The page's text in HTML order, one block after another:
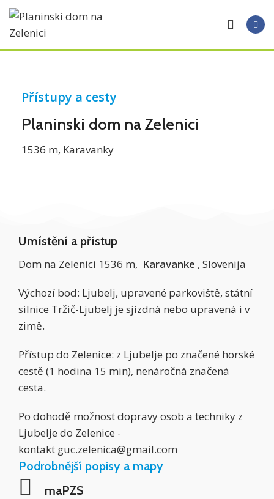
Přístupy a cesty
Planinski dom na Zelenici
1536 m, Karavanky
Umístění a přístup
Dom na Zelenici 1536 m, Karavanke , Slovenija
Výchozí bod: Ljubelj, upravené parkoviště, státní
silnice Tržič-Ljubelj je sjízdná nebo upravená i v
zimě.
Přístup do Zelenice: z Ljubelje po značené horské
cestě (1 hodina 15 min), nenáročná značená
cesta.
Po dohodě možnost dopravy osob a techniky z
Ljubelje do Zelenice -
kontakt guc.zelenica@gmail.com
Podrobnější popisy a mapy
maPZS